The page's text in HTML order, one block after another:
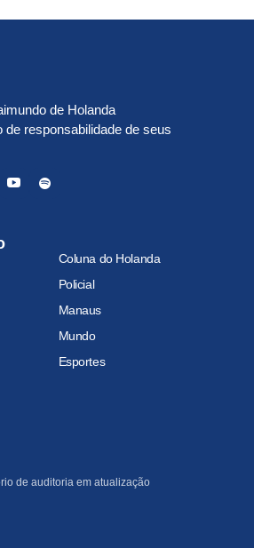
de Holanda
responsabilidade de seus
Coluna do Holanda
Policial
Manaus
Mundo
Esportes
de auditoria em atualização